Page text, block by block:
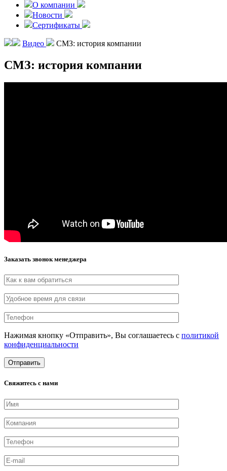
О компании
Новости
Сертификаты
Видео СМЗ: история компании
СМЗ: история компании
Заказать звонок менеджера
Нажимая кнопку «Отправить», Вы соглашаетесь с политикой
конфиденциальности
Свяжитесь с нами